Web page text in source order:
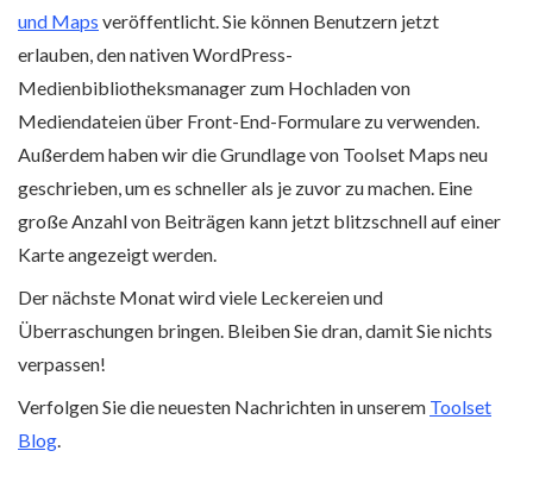
und Maps veröffentlicht. Sie können Benutzern jetzt
erlauben, den nativen WordPress-
Medienbibliotheksmanager zum Hochladen von
Mediendateien über Front-End-Formulare zu verwenden.
Außerdem haben wir die Grundlage von Toolset Maps neu
geschrieben, um es schneller als je zuvor zu machen. Eine
große Anzahl von Beiträgen kann jetzt blitzschnell auf einer
Karte angezeigt werden.
Der nächste Monat wird viele Leckereien und
Überraschungen bringen. Bleiben Sie dran, damit Sie nichts
verpassen!
Verfolgen Sie die neuesten Nachrichten in unserem Toolset
Blog.